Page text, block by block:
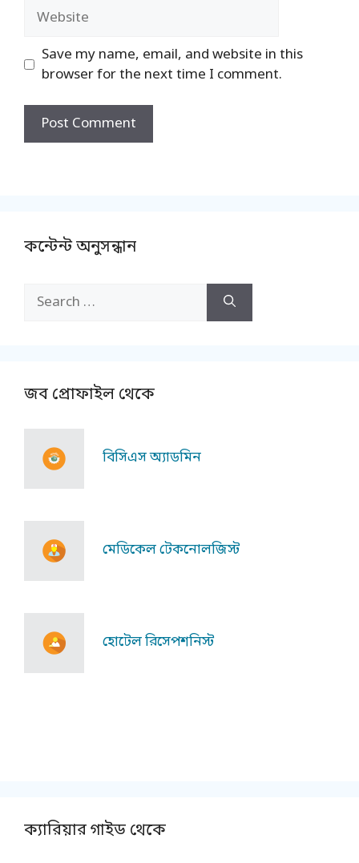
Website
Save my name, email, and website in this
browser for the next time I comment.
কন্টেন্ট অনুসন্ধান
Search
for:
জব প্রোফাইল থেকে
বিসিএস অ্যাডমিন
মেডিকেল টেকনোলজিস্ট
হোটেল রিসেপশনিস্ট
ক্যারিয়ার গাইড থেকে